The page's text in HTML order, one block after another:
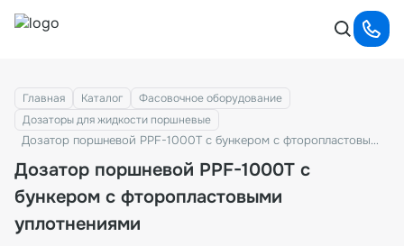
Главная Каталог
Фасовочноe оборудование
Дозаторы для жидкости поршневые
Дозатор поршневой PPF-1000T с бункером с фторопластовыми уплотнениями
Дозатор поршневой PPF-1000T с
бункером с фторопластовыми
уплотнениями